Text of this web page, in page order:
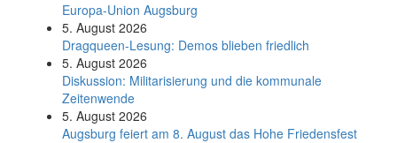
Europa-Union Augsburg
5. August 2026
Dragqueen-Lesung: Demos blieben friedlich
5. August 2026
Diskussion: Mi­li­ta­ri­sie­rung und die kommunale
Zeitenwende
5. August 2026
Augsburg feiert am 8. August das Hohe Friedensfest